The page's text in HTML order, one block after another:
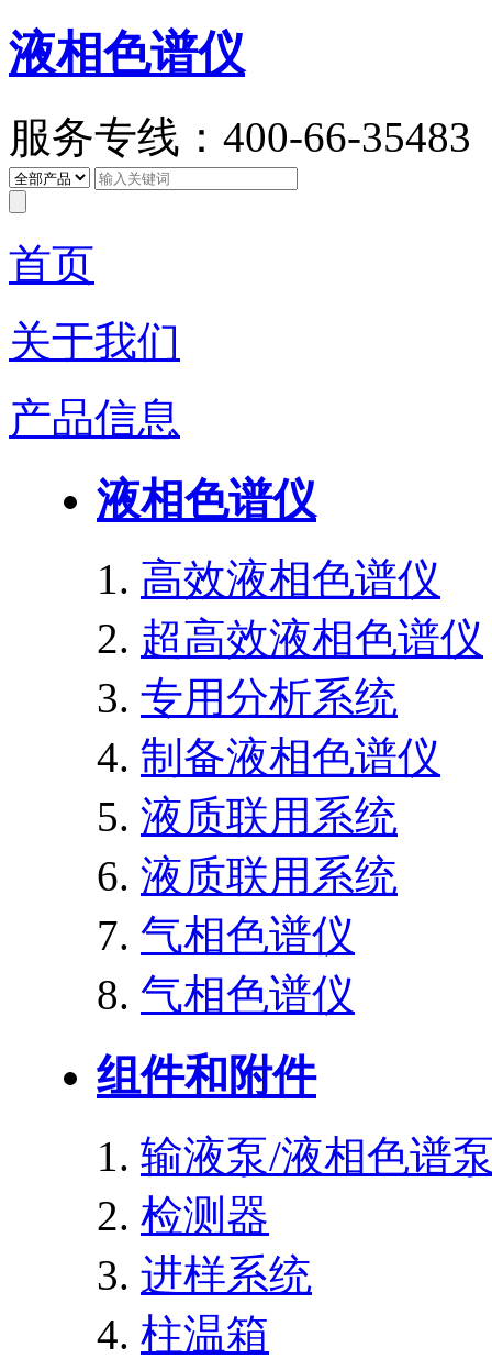
液相色谱仪
服务专线：400-66-35483
首页
关于我们
产品信息
液相色谱仪
高效液相色谱仪
超高效液相色谱仪
专用分析系统
制备液相色谱仪
液质联用系统
液质联用系统
气相色谱仪
气相色谱仪
组件和附件
输液泵/液相色谱
检测器
进样系统
柱温箱